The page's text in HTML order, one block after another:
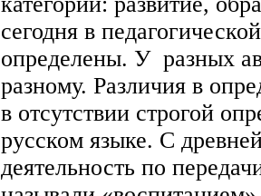
сегодня в
определены. У разных
разному. Различия в
в отсутствии строгой
русском языке. С
деятельность по